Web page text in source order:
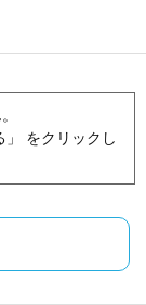
をクリックし